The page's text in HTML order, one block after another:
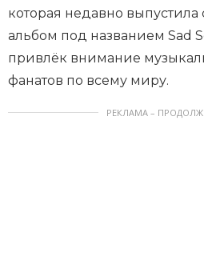
которая недавно
альбом под названием Sad
привлёк внимание
фанатов по всему миру.
РЕКЛАМА –